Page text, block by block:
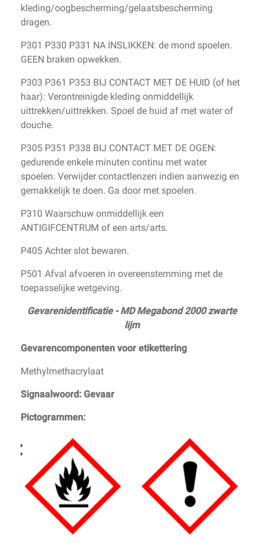
kleding/oogbescherming/gelaatsbescherming
dragen.
P301 P330 P331 NA INSLIKKEN: de mond spoelen.
GEEN braken opwekken.
P303 P361 P353 BIJ CONTACT MET DE HUID (of het
haar): Verontreinigde kleding onmiddellijk
uittrekken/uittrekken. Spoel de huid af met water of
douche.
P305 P351 P338 BIJ CONTACT MET DE OGEN:
gedurende enkele minuten continu met water
spoelen. Verwijder contactlenzen indien aanwezig en
gemakkelijk te doen. Ga door met spoelen.
P310 Waarschuw onmiddellijk een
ANTIGIFCENTRUM of een arts/arts.
P405 Achter slot bewaren.
P501 Afval afvoeren in overeenstemming met de
toepasselijke wetgeving.
Gevarenidentificatie - MD Megabond 2000 zwarte
lijm
Gevarencomponenten voor etikettering
Methylmethacrylaat
Signaalwoord: Gevaar
Pictogrammen: